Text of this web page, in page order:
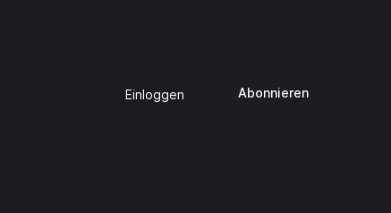
Einloggen Abonnieren